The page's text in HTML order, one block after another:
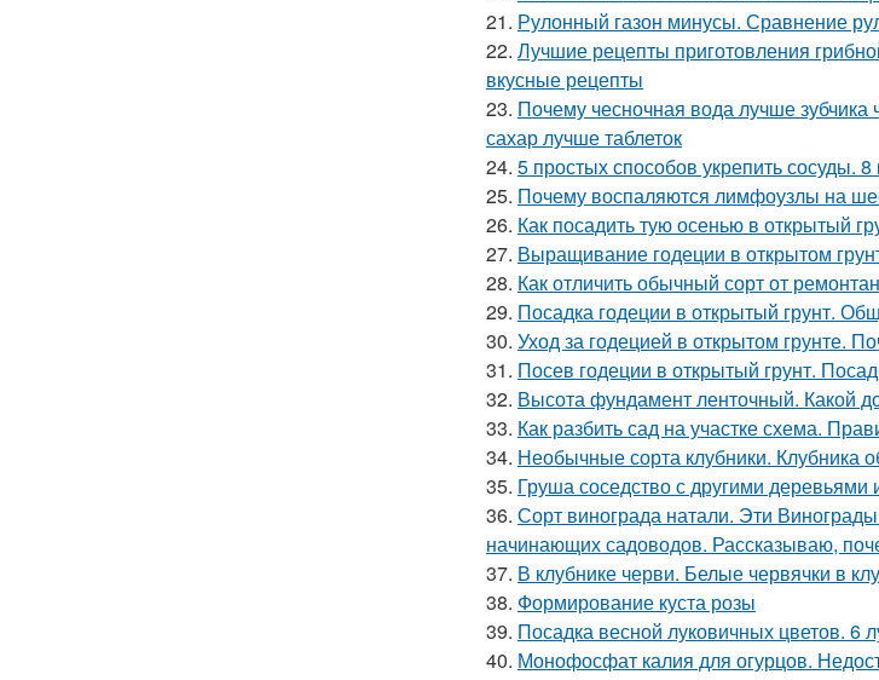
21. Рулонный газон минусы. Сравнение
22. Лучшие рецепты приготовления
вкусные рецепты
23. Почему чесночная вода лучше зубчика
сахар лучше таблеток
24. 5 простых способов укрепить сосуды.
25. Почему воспаляются лимфоузлы на
26. Как посадить тую осенью в открытый
27. Выращивание годеции в открытом
28. Как отличить обычный сорт от
29. Посадка годеции в открытый грунт.
30. Уход за годецией в открытом грунте.
31. Посев годеции в открытый грунт.
32. Высота фундамент ленточный. Какой
33. Как разбить сад на участке схема.
34. Необычные сорта клубники. Клубника
35. Груша соседство с другими
36. Сорт винограда натали. Эти
начинающих садоводов. Рассказываю,
37. В клубнике черви. Белые червячки в
38. Формирование куста розы
39. Посадка весной луковичных цветов. 6
40. Монофосфат калия для огурцов.